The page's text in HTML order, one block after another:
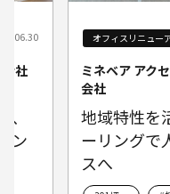
式
ィ
オフィスリニュー
三菱倉庫株式
【インタビ
つなげるた
議フロア